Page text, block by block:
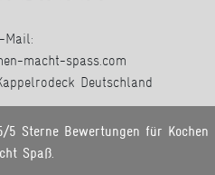
Mail:
macht-spass.com
Deutschland
5 Sterne Bewertungen für Kochen
Spaß.